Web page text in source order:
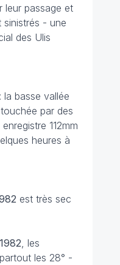
leur passage et
sinistrés - une
des Ulis
: la basse vallée
par des
112mm
heures à
est très sec
, les
les 28° -